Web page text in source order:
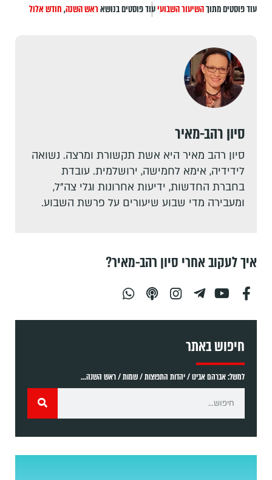
עוד פוסטים מתוךהשיעור השבועיעוד פוסטים בנושאראש השנה,חודש אלול
סיון רהב-מאיר
סיון רהב מאיר היא אשת תקשורת ומרצה. נשואה
לידידיה, אימא לחמישה, ירושלמית. עובדת
בחברת החדשות, ידיעות אחרונות וגלי צה"ל,
ומעבירה מדי שבוע שיעורים על פרשת השבוע.
איך לעקוב אחרי סיון רהב-מאיר?
חיפוש באתר
למשל: אברהם אבינו / יהדות התפוצות / שמות / ראש השנה...